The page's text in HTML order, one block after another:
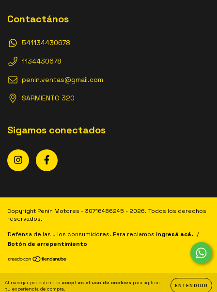
Al navegar por este sitio aceptás el uso de cookies para agilizar
tu experiencia de compra.
ENTENDIDO
Contactános
541134430678
1134430678
penin.ventas@gmail.com
SARMIENTO 320
Sigamos conectados
Copyright Penin Motores - 30716486245 - 2026. Todos los derechos
reservados.
Defensa de las y los consumidores. Para reclamos ingresá acá. /
Botón de arrepentimiento